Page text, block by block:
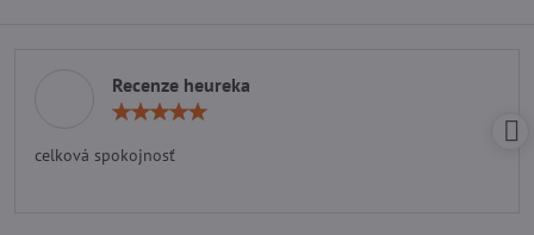
Recenze heureka
celková spokojnosť